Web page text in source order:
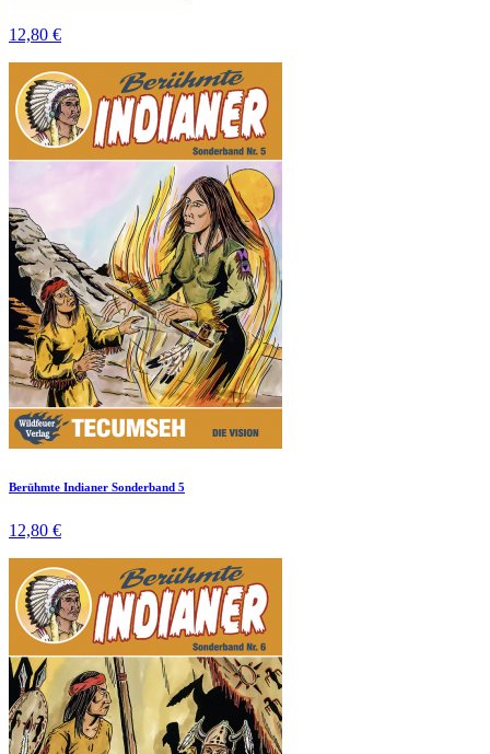
12,80 €
Berühmte Indianer Sonderband 5
12,80 €